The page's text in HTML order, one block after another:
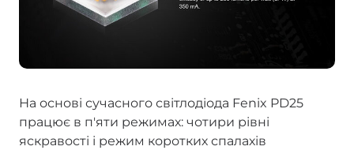
На основі сучасного світлодіода Fenix PD25
працює в п'яти режимах: чотири рівні
яскравості і режим коротких спалахів